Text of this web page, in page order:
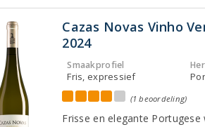
Cazas Novas Vinho
2024
Smaakprofiel
Fris, expressief
(1 beoordeling)
Frisse en elegante